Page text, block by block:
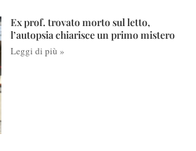
Ex prof. trovato morto sul letto,
l’autopsia chiarisce un primo mistero
Leggi di più »